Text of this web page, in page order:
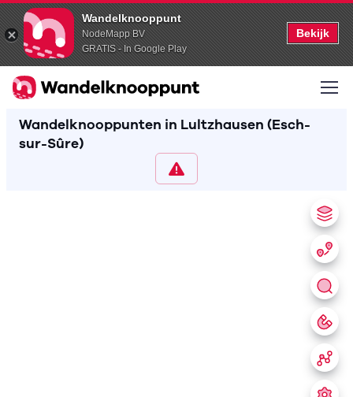
Wandelknooppunt
NodeMapp BV
GRATIS - In Google Play
Bekijk
Wandelknooppunten in Lultzhausen (Esch-
sur-Sûre)